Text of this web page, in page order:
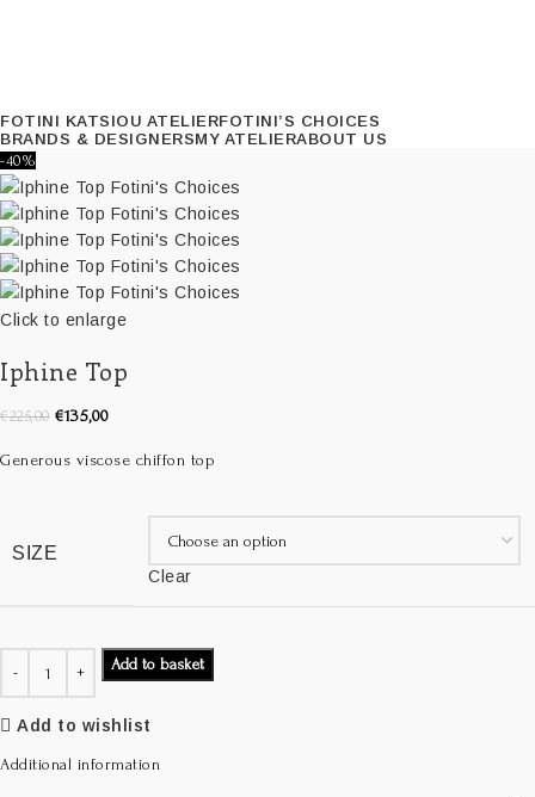
FOTINI KATSIOU ATELIERFOTINI’S CHOICES
BRANDS & DESIGNERSMY ATELIERABOUT US
-40%
Click to enlarge
Iphine Top
€225,00 €135,00
Generous viscose chiffon top
SIZE
Clear
Add to basket
Add to wishlist
Additional information